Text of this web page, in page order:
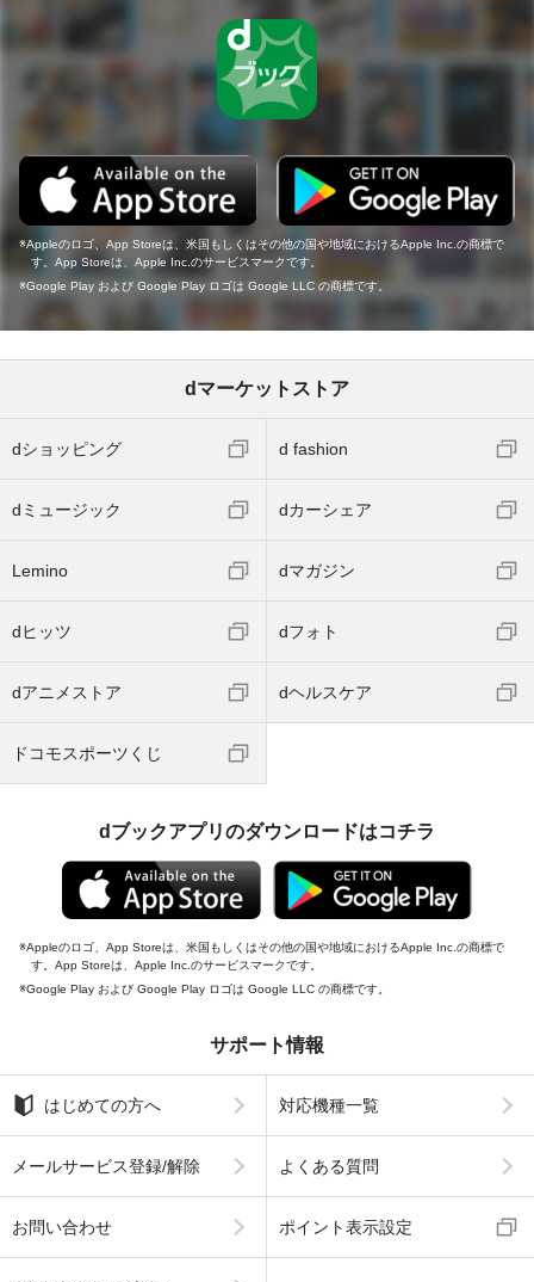
Appleのロゴ、App Storeは、米国もしくはその他の国や地域におけるApple Inc.の商標で
す。App Storeは、Apple Inc.のサービスマークです。
Google Play および Google Play ロゴは Google LLC の商標です。
dマーケットストア
dショッピング d fashion
dミュージック dカーシェア
Lemino dマガジン
dヒッツ dフォト
dアニメストア dヘルスケア
ドコモスポーツくじ
dブックアプリのダウンロードはコチラ
Appleのロゴ、App Storeは、米国もしくはその他の国や地域におけるApple Inc.の商標で
す。App Storeは、Apple Inc.のサービスマークです。
Google Play および Google Play ロゴは Google LLC の商標です。
サポート情報
はじめての方へ 対応機種一覧
メールサービス登録/解除 よくある質問
お問い合わせ ポイント表示設定